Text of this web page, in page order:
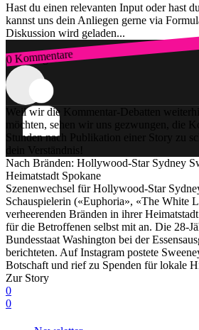
Hast du einen relevanten Input oder hast
kannst uns dein Anliegen gerne via
Diskussion wird geladen...
0 Kommentare
Zum Login
Weil wir die Kommentar-Debatten
möchten, sehen wir uns gezwungen, die
Stunden nach Publikation einer Story zu
dein Verständnis!
Nach Bränden: Hollywood-Star Sydney
Heimatstadt Spokane
Szenenwechsel für Hollywood-Star
Schauspielerin («Euphoria», «The White
verheerenden Bränden in ihrer
für die Betroffenen selbst mit an. Die 28-
Bundesstaat Washington bei der
berichteten. Auf Instagram postete
Botschaft und rief zu Spenden für lokale
Zur Story
0
0